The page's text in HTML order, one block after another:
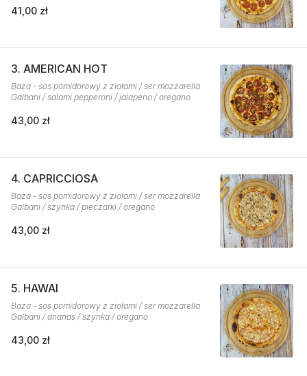
41,00 zł
3. AMERICAN HOT
Baza - sos pomidorowy z ziołami / ser mozzarella
Galbani / salami pepperoni / jalapeno / oregano
43,00 zł
4. CAPRICCIOSA
Baza - sos pomidorowy z ziołami / ser mozzarella
Galbani / szynka / pieczarki / oregano
43,00 zł
5. HAWAI
Baza - sos pomidorowy z ziołami / ser mozzarella
Galbani / ananas / szynka / oregano
43,00 zł